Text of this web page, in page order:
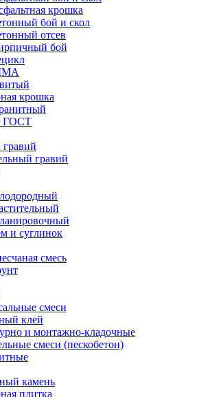
крошка
бой и скол
отсев
бой
крошка
ГОСТ
гравий
и суглинок
смесь
смеси
клей
и монтажно-кладочные
смеси (пескобетон)
камень
плитка